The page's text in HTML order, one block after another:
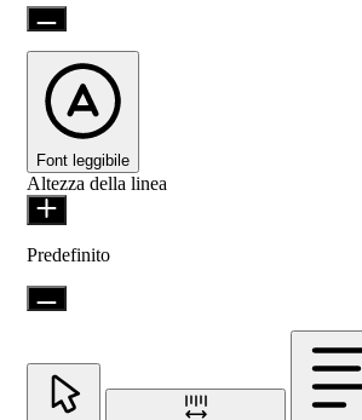
Font leggibile
Altezza della linea
Predefinito